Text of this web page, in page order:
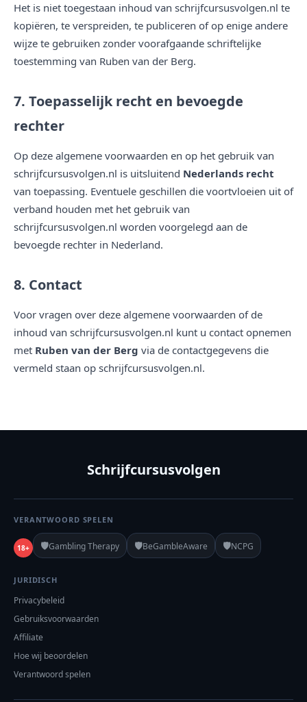
Het is niet toegestaan inhoud van schrijfcursusvolgen.nl te
kopiëren, te verspreiden, te publiceren of op enige andere
wijze te gebruiken zonder voorafgaande schriftelijke
toestemming van Ruben van der Berg.
7. Toepasselijk recht en bevoegde
rechter
Op deze algemene voorwaarden en op het gebruik van
schrijfcursusvolgen.nl is uitsluitend Nederlands recht
van toepassing. Eventuele geschillen die voortvloeien uit of
verband houden met het gebruik van
schrijfcursusvolgen.nl worden voorgelegd aan de
bevoegde rechter in Nederland.
8. Contact
Voor vragen over deze algemene voorwaarden of de
inhoud van schrijfcursusvolgen.nl kunt u contact opnemen
met Ruben van der Berg via de contactgegevens die
vermeld staan op schrijfcursusvolgen.nl.
Schrijfcursusvolgen
VERANTWOORD SPELEN
18+ 🛡️Gambling Therapy 🛡️BeGambleAware 🛡️NCPG
JURIDISCH
Privacybeleid
Gebruiksvoorwaarden
Affiliate
Hoe wij beoordelen
Verantwoord spelen